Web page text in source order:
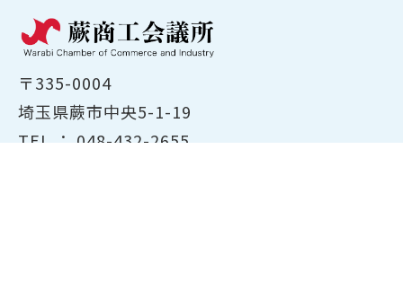
〒335-0004
埼玉県蕨市中央5-1-19
TEL ： 048-432-2655